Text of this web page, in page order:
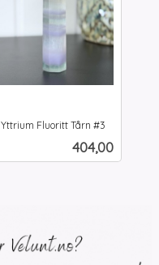
Yttrium Fluoritt Tårn #3
Pris
404,00